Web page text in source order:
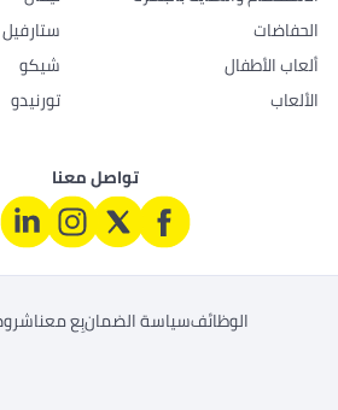
الحفاضات
ألعاب الأطفال
الألعاب
ستارفيل
شيكو
تورنيدو
تواصل معنا
الوظائفسياسة الضمانبِع معنا